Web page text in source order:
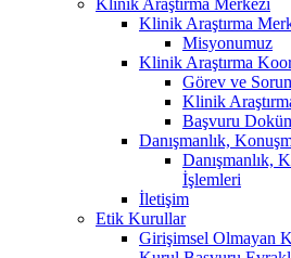
Klinik Araştırma
Misyonumuz
Klinik Araştırma
Görev ve
Klinik
Başvuru
Danışmanlık,
Danışmanlık,
İşlemleri
İletişim
Etik Kurullar
Girişimsel Olmayan